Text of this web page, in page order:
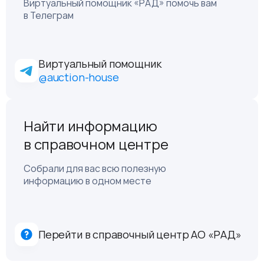
Виртуальный помощник «РАД» помочь вам
в Телеграм
Виртуальный помощник
@auction-house
Найти информацию
в справочном центре
Собрали для вас всю полезную
информацию в одном месте
Перейти в справочный центр АО «РАД»